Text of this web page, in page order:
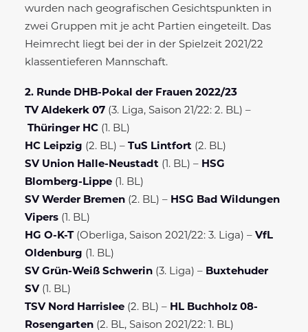
wurden nach geografischen Gesichtspunkten in
zwei Gruppen mit je acht Partien eingeteilt. Das
Heimrecht liegt bei der in der Spielzeit 2021/22
klassentieferen Mannschaft.
2. Runde DHB-Pokal der Frauen 2022/23
TV Aldekerk 07 (3. Liga, Saison 21/22: 2. BL) –
Thüringer HC (1. BL)
HC Leipzig (2. BL) – TuS Lintfort (2. BL)
SV Union Halle-Neustadt (1. BL) – HSG
Blomberg-Lippe (1. BL)
SV Werder Bremen (2. BL) – HSG Bad Wildungen
Vipers (1. BL)
HG O-K-T (Oberliga, Saison 2021/22: 3. Liga) – VfL
Oldenburg (1. BL)
SV Grün-Weiß Schwerin (3. Liga) – Buxtehuder
SV (1. BL)
TSV Nord Harrislee (2. BL) – HL Buchholz 08-
Rosengarten (2. BL, Saison 2021/22: 1. BL)